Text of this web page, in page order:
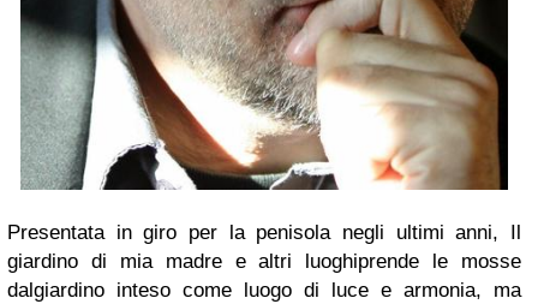
Presentata in giro per la penisola negli ultimi anni,
giardino di mia madre e altri luoghiprende le mosse
dalgiardino inteso come luogo di luce e armonia, ma